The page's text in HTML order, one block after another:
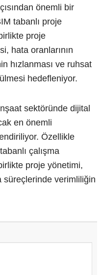
önemli bir
tabanlı proje
proje
hata oranlarının
hızlanması ve ruhsat
hedefleniyor.
sektöründe dijital
en önemli
Özellikle
çalışma
proje yönetimi,
süreçlerinde verimliliğin